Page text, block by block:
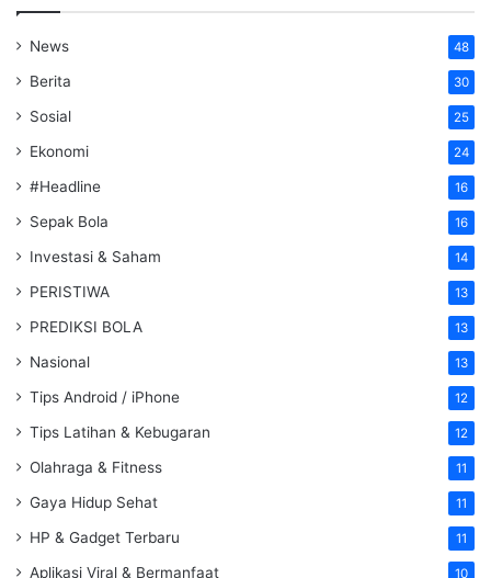
News 48
Berita 30
Sosial 25
Ekonomi 24
#Headline 16
Sepak Bola 16
Investasi & Saham 14
PERISTIWA 13
PREDIKSI BOLA 13
Nasional 13
Tips Android / iPhone 12
Tips Latihan & Kebugaran 12
Olahraga & Fitness 11
Gaya Hidup Sehat 11
HP & Gadget Terbaru 11
Aplikasi Viral & Bermanfaat 10